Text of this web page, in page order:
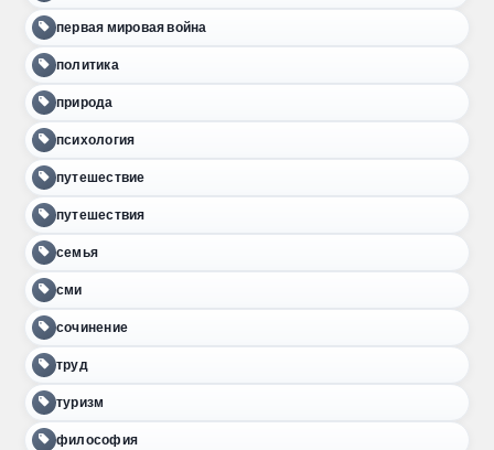
первая мировая война
политика
природа
психология
путешествие
путешествия
семья
сми
сочинение
труд
туризм
философия